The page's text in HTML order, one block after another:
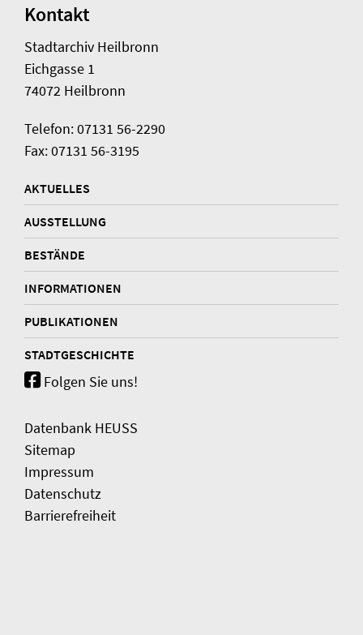
Kontakt
Stadtarchiv Heilbronn
Eichgasse 1
74072 Heilbronn
Telefon: 07131 56-2290
Fax: 07131 56-3195
AKTUELLES
AUSSTELLUNG
BESTÄNDE
INFORMATIONEN
PUBLIKATIONEN
STADTGESCHICHTE
Folgen Sie uns!
Datenbank HEUSS
Sitemap
Impressum
Datenschutz
Barrierefreiheit